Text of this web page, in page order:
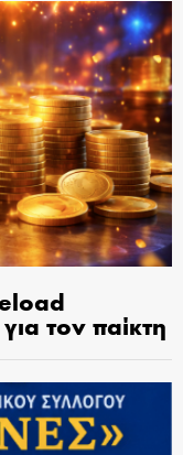
τον παίκτη